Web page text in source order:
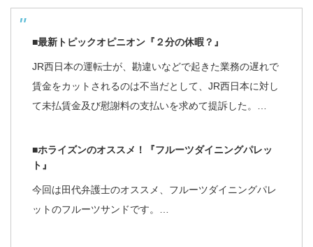
■最新トピックオピニオン『２分の休暇？』
JR西日本の運転士が、勘違いなどで起きた業務の遅れで
賃金をカットされるのは不当だとして、JR西日本に対し
て未払賃金及び慰謝料の支払いを求めて提訴した。…
■ホライズンのオススメ！『フルーツダイニングパレッ
ト』
今回は田代弁護士のオススメ、フルーツダイニングパレ
ットのフルーツサンドです。…